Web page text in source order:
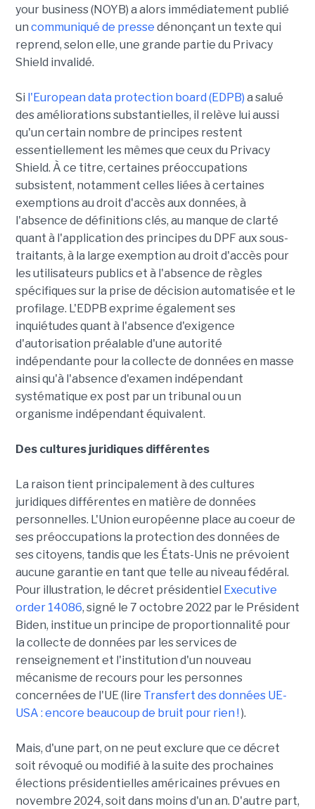
your business (NOYB) a alors immédiatement publié
un communiqué de presse dénonçant un texte qui
reprend, selon elle, une grande partie du Privacy
Shield invalidé.
Si l'European data protection board (EDPB) a salué
des améliorations substantielles, il relève lui aussi
qu'un certain nombre de principes restent
essentiellement les mêmes que ceux du Privacy
Shield. À ce titre, certaines préoccupations
subsistent, notamment celles liées à certaines
exemptions au droit d'accès aux données, à
l'absence de définitions clés, au manque de clarté
quant à l'application des principes du DPF aux sous-
traitants, à la large exemption au droit d'accès pour
les utilisateurs publics et à l'absence de règles
spécifiques sur la prise de décision automatisée et le
profilage. L'EDPB exprime également ses
inquiétudes quant à l'absence d'exigence
d'autorisation préalable d'une autorité
indépendante pour la collecte de données en masse
ainsi qu'à l'absence d'examen indépendant
systématique ex post par un tribunal ou un
organisme indépendant équivalent.
Des cultures juridiques différentes
La raison tient principalement à des cultures
juridiques différentes en matière de données
personnelles. L'Union européenne place au coeur de
ses préoccupations la protection des données de
ses citoyens, tandis que les États-Unis ne prévoient
aucune garantie en tant que telle au niveau fédéral.
Pour illustration, le décret présidentiel Executive
order 14086, signé le 7 octobre 2022 par le Président
Biden, institue un principe de proportionnalité pour
la collecte de données par les services de
renseignement et l'institution d'un nouveau
mécanisme de recours pour les personnes
concernées de l'UE (lire Transfert des données UE-
USA : encore beaucoup de bruit pour rien ! ).
Mais, d'une part, on ne peut exclure que ce décret
soit révoqué ou modifié à la suite des prochaines
élections présidentielles américaines prévues en
novembre 2024, soit dans moins d'un an. D'autre part,